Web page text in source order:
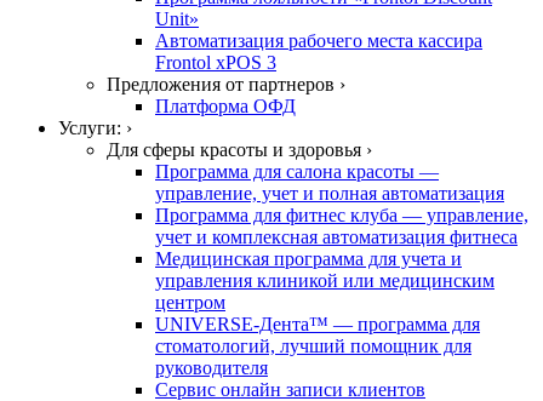
Unit»
Автоматизация рабочего места кассира
Frontol xPOS 3
Предложения от партнеров ›
Платформа ОФД
Услуги: ›
Для сферы красоты и здоровья ›
Программа для салона красоты —
управление, учет и полная автоматизация
Программа для фитнес клуба — управление,
учет и комплексная автоматизация фитнеса
Медицинская программа для учета и
управления клиникой или медицинским
центром
UNIVERSE-Дента™ — программа для
стоматологий, лучший помощник для
руководителя
Сервис онлайн записи клиентов